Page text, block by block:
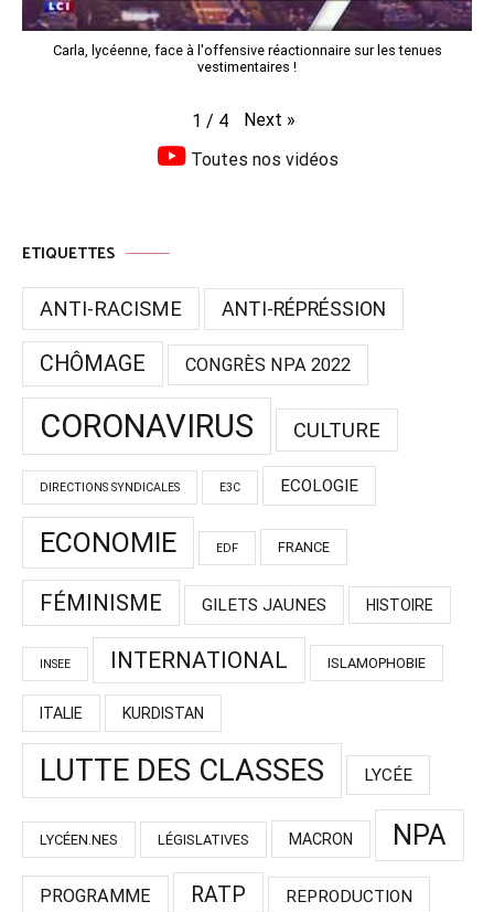
Carla, lycéenne, face à l'offensive réactionnaire sur les tenues
vestimentaires !
1 / 4 Next »
Toutes nos vidéos
ETIQUETTES
ANTI-RACISME ANTI-RÉPRÉSSION
CHÔMAGE CONGRÈS NPA 2022
CORONAVIRUS CULTURE
DIRECTIONS SYNDICALES E3C ECOLOGIE
ECONOMIE EDF FRANCE
FÉMINISME GILETS JAUNES HISTOIRE
INSEE INTERNATIONAL ISLAMOPHOBIE
ITALIE KURDISTAN
LUTTE DES CLASSES LYCÉE
LYCÉEN.NES LÉGISLATIVES MACRON NPA
PROGRAMME RATP REPRODUCTION